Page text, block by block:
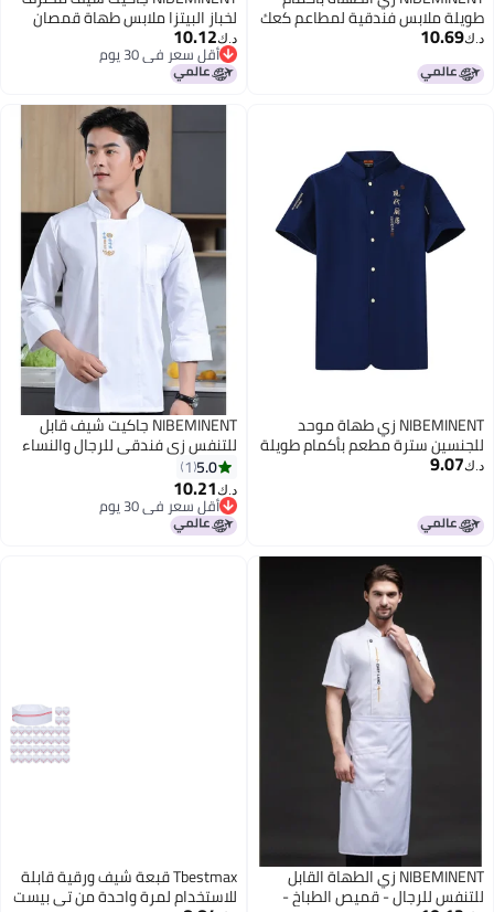
طويلة ملابس فندقية لمطاعم كعك
ومقاصف ومطبخ خلفي
د.ك‏10.69
لخباز البيتزا ملابس طهاة قمصان
طهي بأكمام قصيرة زي فندقي
بلوزة مطبخ
د.ك‏10.12
أقل سعر في 30 يوم
أقل سعر في 30 يوم
NIBEMINENT زي طهاة موحد
للجنسين سترة مطعم بأكمام طويلة
خدمة الطعام مخبز معطف طهي
د.ك‏9.07
NIBEMINENT جاكيت شيف قابل
للتنفس زي فندقي للرجال والنساء
ملابس مطعم مطبخ طباخ زي موحد
قميص شيف
5.0
1
د.ك‏10.21
أقل سعر في 30 يوم
أقل سعر في 30 يوم
NIBEMINENT زي الطهاة القابل
للتنفس للرجال - قميص الطباخ -
Tbestmax قبعة شيف ورقية قابلة
للاستخدام لمرة واحدة من تي بيست